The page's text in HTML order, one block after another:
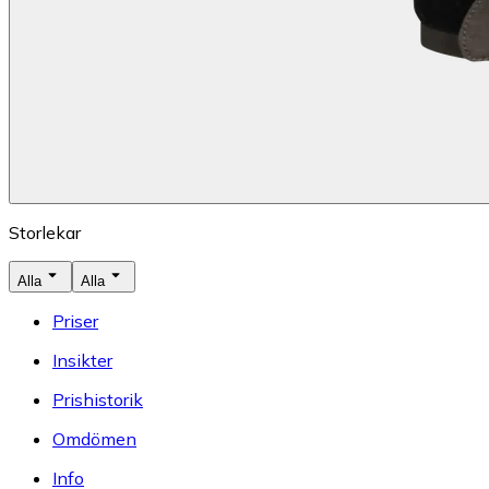
Storlekar
Alla Alla
Priser
Insikter
Prishistorik
Omdömen
Info